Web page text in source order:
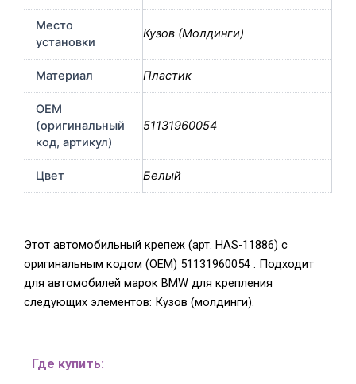
Место
установки
Кузов (Молдинги)
Материал Пластик
OEM
(оригинальный
код, артикул)
51131960054
Цвет Белый
Этот автомобильный крепеж (арт. HAS-11886) с
оригинальным кодом (OEM) 51131960054 . Подходит
для автомобилей марок BMW для крепления
следующих элементов: Кузов (молдинги).
Где купить: